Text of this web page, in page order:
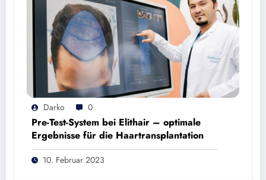
Darko 0
Pre-Test-System bei Elithair – optimale
Ergebnisse für die Haartransplantation
10. Februar 2023